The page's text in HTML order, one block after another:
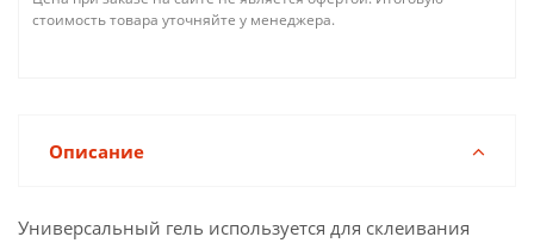
стоимость товара уточняйте у менеджера.
Описание
Универсальный гель используется для склеивания